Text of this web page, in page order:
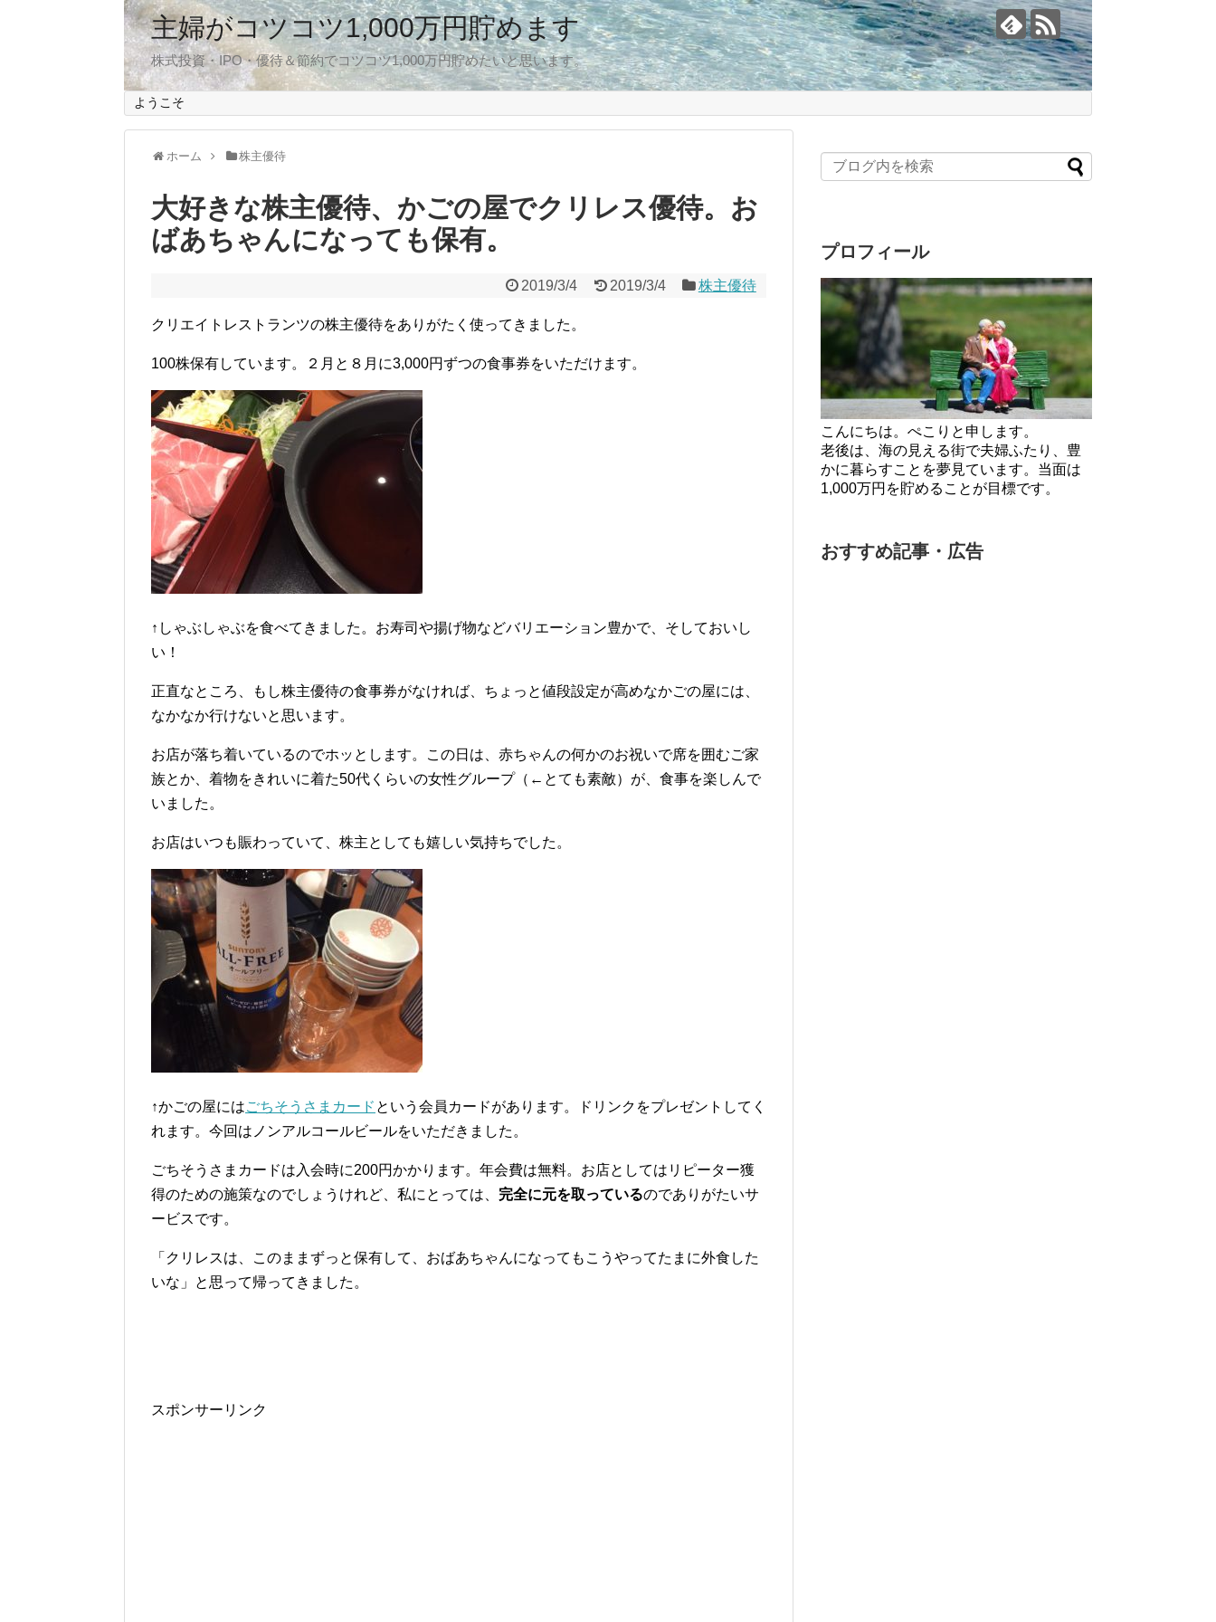
主婦がコツコツ1,000万円貯めます
株式投資・IPO・優待＆節約でコツコツ1,000万円貯めたいと思います。
ようこそ
ホーム 株主優待
大好きな株主優待、かごの屋でクリレス優待。お
ばあちゃんになっても保有。
2019/3/4 2019/3/4 株主優待
クリエイトレストランツの株主優待をありがたく使ってきました。
100株保有しています。２月と８月に3,000円ずつの食事券をいただけます。
↑しゃぶしゃぶを食べてきました。お寿司や揚げ物などバリエーション豊かで、そしておいし
い！
正直なところ、もし株主優待の食事券がなければ、ちょっと値段設定が高めなかごの屋には、
なかなか行けないと思います。
お店が落ち着いているのでホッとします。この日は、赤ちゃんの何かのお祝いで席を囲むご家
族とか、着物をきれいに着た50代くらいの女性グループ（←とても素敵）が、食事を楽しんで
いました。
お店はいつも賑わっていて、株主としても嬉しい気持ちでした。
↑かごの屋にはごちそうさまカード という会員カードがあります。ドリンクをプレゼントしてく
れます。今回はノンアルコールビールをいただきました。
ごちそうさまカードは入会時に200円かかります。年会費は無料。お店としてはリピーター獲
得のための施策なのでしょうけれど、私にとっては、 完全に元を取っているのでありがたいサ
ービスです。
「クリレスは、このままずっと保有して、おばあちゃんになってもこうやってたまに外食した
いな」と思って帰ってきました。
スポンサーリンク
プロフィール
こんにちは。ぺこりと申します。
老後は、海の見える街で夫婦ふたり、豊
かに暮らすことを夢見ています。当面は
1,000万円を貯めることが目標です。
おすすめ記事・広告